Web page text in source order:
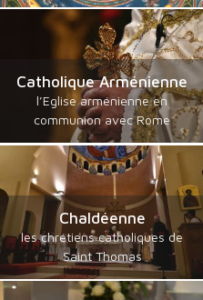
Catholique Arménienne
l’Eglise arménienne en
communion avec Rome
Chaldéenne
les chrétiens catholiques de
Saint Thomas